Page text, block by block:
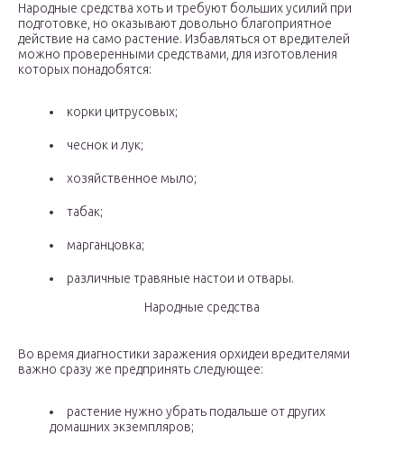
Народные средства хоть и требуют больших усилий при
подготовке, но оказывают довольно благоприятное
действие на само растение. Избавляться от вредителей
можно проверенными средствами, для изготовления
которых понадобятся:
корки цитрусовых;
чеснок и лук;
хозяйственное мыло;
табак;
марганцовка;
различные травяные настои и отвары.
Народные средства
Во время диагностики заражения орхидеи вредителями
важно сразу же предпринять следующее:
растение нужно убрать подальше от других
домашних экземпляров;